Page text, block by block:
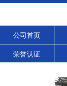
公司首页
荣誉认证